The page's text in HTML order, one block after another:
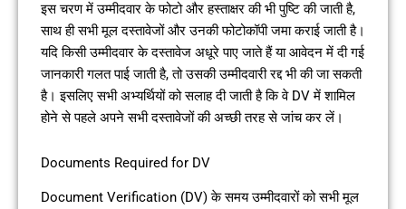
इस चरण में उम्मीदवार के फोटो और हस्ताक्षर की भी पुष्टि की जाती है,
साथ ही सभी मूल दस्तावेजों और उनकी फोटोकॉपी जमा कराई जाती है।
यदि किसी उम्मीदवार के दस्तावेज अधूरे पाए जाते हैं या आवेदन में दी गई
जानकारी गलत पाई जाती है, तो उसकी उम्मीदवारी रद्द भी की जा सकती
है। इसलिए सभी अभ्यर्थियों को सलाह दी जाती है कि वे DV में शामिल
होने से पहले अपने सभी दस्तावेजों की अच्छी तरह से जांच कर लें।
Documents Required for DV
Document Verification (DV) के समय उम्मीदवारों को सभी मूल